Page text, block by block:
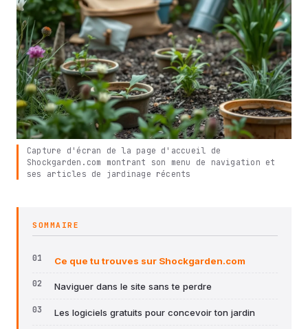
Capture d'écran de la page d'accueil de
Shockgarden.com montrant son menu de navigation et
ses articles de jardinage récents
SOMMAIRE
Ce que tu trouves sur Shockgarden.com
Naviguer dans le site sans te perdre
Les logiciels gratuits pour concevoir ton jardin